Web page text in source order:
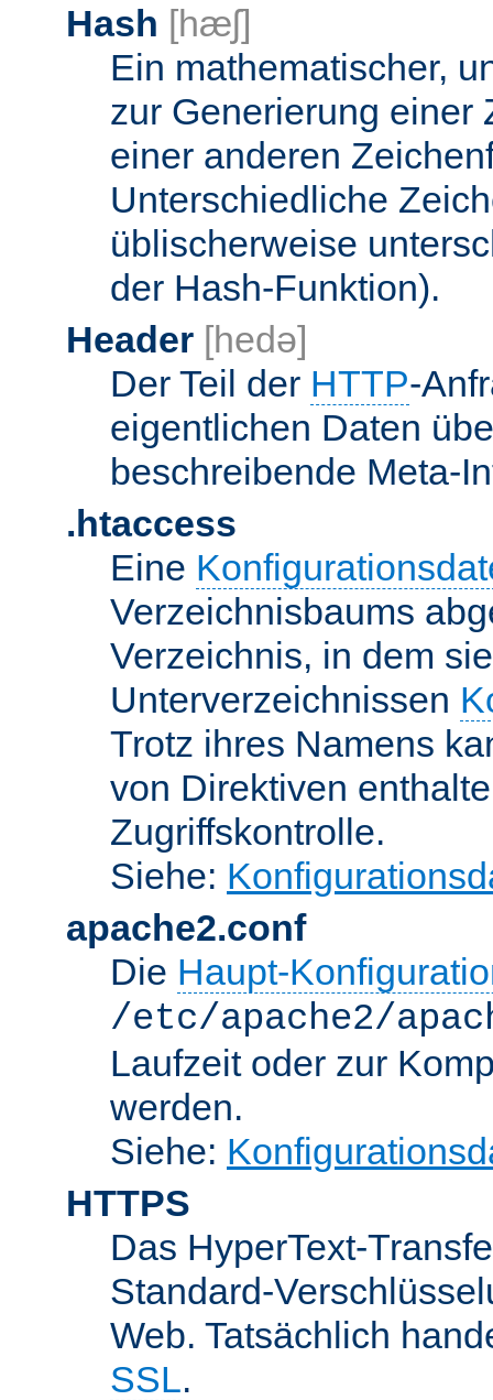
Hash [hæʃ]
Ein mathematischer,
zur Generierung einer
einer anderen
Unterschiedliche
üblischerweise
der Hash-Funktion).
Header [hedə]
Der Teil der HTTP-
eigentlichen Daten
beschreibende Meta-
.htaccess
Eine
Verzeichnisbaums
Verzeichnis, in dem
Unterverzeichnissen
Trotz ihres Namens
von Direktiven
Zugriffskontrolle.
Siehe:
apache2.conf
Die Haupt-
/etc/apache2/
Laufzeit oder zur
werden.
Siehe:
HTTPS
Das HyperText-
Standard-
Web. Tatsächlich
SSL.